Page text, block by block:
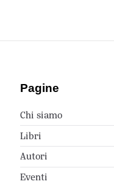
Pagine
Chi siamo
Libri
Autori
Eventi